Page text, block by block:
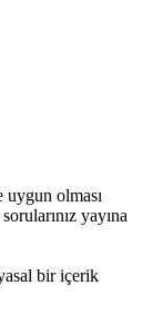
uygun olması
yayına
bir içerik